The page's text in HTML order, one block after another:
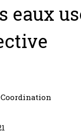
eaux